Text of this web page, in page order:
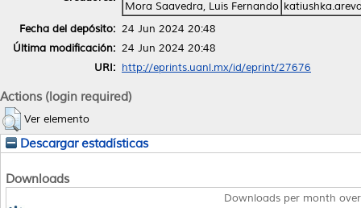
Mora Saavedra, Luis Fernando
Fecha del depósito: 24 Jun 2024 20:48
Última modificación: 24 Jun 2024 20:48
URI: http://eprints.uanl.mx/id/eprint/27676
Actions (login required)
Ver elemento
Descargar estadísticas
Downloads
Downloads per month